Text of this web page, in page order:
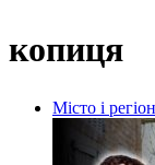
копиця
Місто і регіон